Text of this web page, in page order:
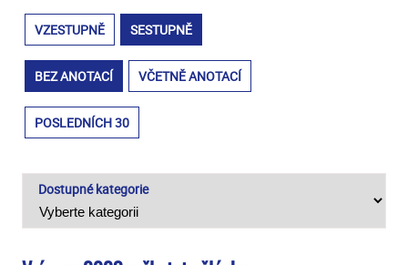
VZESTUPNĚ SESTUPNĚ
BEZ ANOTACÍ VČETNĚ ANOTACÍ
POSLEDNÍCH 30
Dostupné kategorie